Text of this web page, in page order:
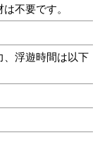
不要です。
浮遊時間は以下